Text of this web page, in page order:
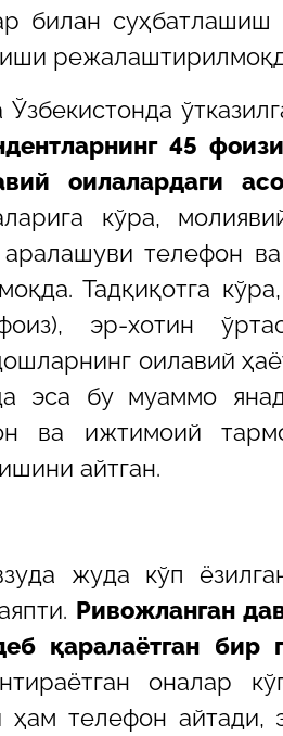
билан суҳбатлашиш
Ўзбекистонда
45
оилалардаги
кўра,
аралашуви телефон
Тадқиқотга
эр-хотин
оилавий
эса бу муаммо
ва ижтимоий
айтган.
жуда кўп
Ривожланган
қаралаётган бир
оналар
ҳам телефон айтади,